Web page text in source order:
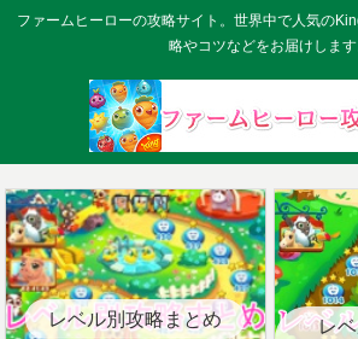
ファームヒーローの攻略サイト。世界中で人気の
略やコツなどをお届けします
レベル別攻略まとめ
レ